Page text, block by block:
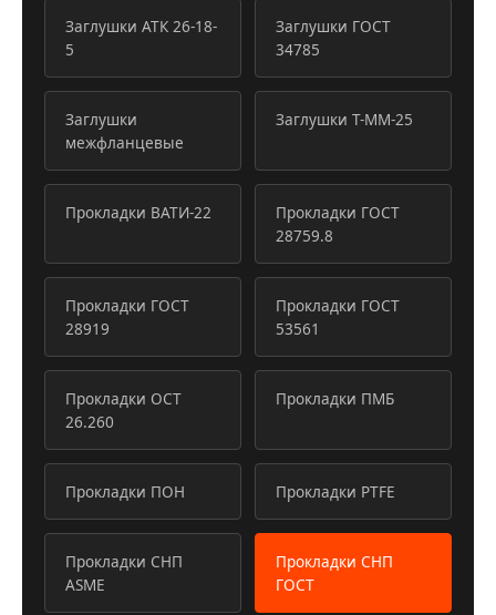
Заглушки АТК 26-18-
5
Заглушки ГОСТ
34785
Заглушки
межфланцевые
Заглушки Т-ММ-25
Прокладки ВАТИ-22
Прокладки ГОСТ
28759.8
Прокладки ГОСТ
28919
Прокладки ГОСТ
53561
Прокладки ОСТ
26.260
Прокладки ПМБ
Прокладки ПОН Прокладки PTFE
Прокладки СНП
ASME
Прокладки СНП
ГОСТ